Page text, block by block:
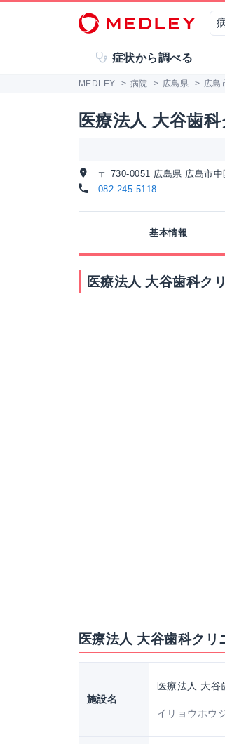
症状から調べる
MEDLEY > 病院 > 広島県 > 広島
医療法人 大谷歯
〒 730-0051 広島県 広島市
082-245-5118
基本情報
医療法人 大谷歯科ク
医療法人 大谷歯科ク
施設名
医療法人 大谷
イリョウホウ